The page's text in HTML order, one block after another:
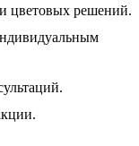
цветовых решений.